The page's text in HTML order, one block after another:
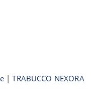
|TRABUCCO NEXORA